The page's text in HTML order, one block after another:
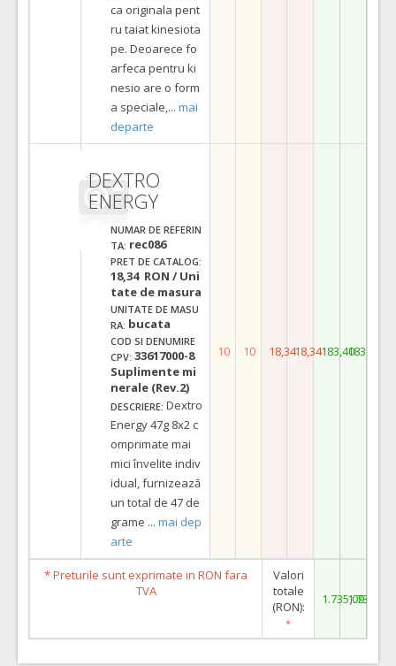
ca originala pent
ru taiat kinesiota
pe. Deoarece fo
arfeca pentru ki
nesio are o form
a speciale, ... mai
departe
DEXTRO
ENERGY
NUMAR DE REFERIN
TA: rec086
PRET DE CATALOG:
18,34 RON / Uni
tate de masura
UNITATE DE MASU
RA: bucata
COD SI DENUMIRE
CPV: 33617000-8
Suplimente mi
nerale (Rev.2)
DESCRIERE: Dextro
Energy 47g 8x2 c
omprimate mai
mici învelite indiv
idual, furnizează
un total de 47 de
grame ... mai dep
arte
10 10 18,3418,34183,40183,40
* Preturile sunt exprimate in RON fara
TVA
Valori
totale
(RON):
*
1.735,091.735,09